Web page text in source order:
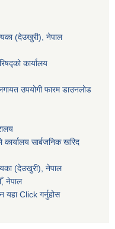
(देउखुरी), नेपाल
कार्यालय
उपयोगी फारम डाउनलोड
कार्यालय सार्बजनिक खरिद
(देउखुरी), नेपाल
नेपाल
Click गर्नुहोस